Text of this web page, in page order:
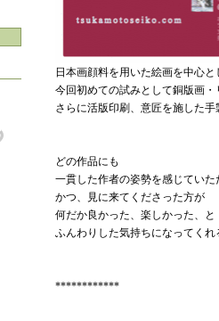
日本画顔料を用いた絵画を中心と
今回初めての試みとして銅版画
さらに活版印刷、意匠を施した手
どの作品にも
一貫した作者の姿勢を感じてい
かつ、見に来てくださった方が
何だか良かった、楽しかった、と
ふんわりした気持ちになってくれ
************